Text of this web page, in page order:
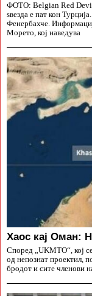
ФОТО: Belgian Red
ѕвезда е пат кон
Фенербахче.
Морето, кој наведува
Хаос кај Оман:
Според „UKMTO“, кој
од непознат проектил,
бродот и сите членови